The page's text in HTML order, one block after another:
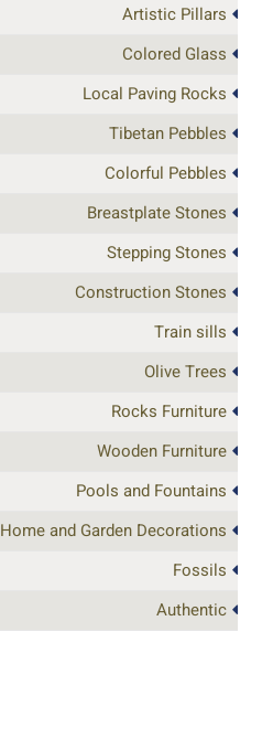
Artistic Pillars
Colored Glass
Local Paving Rocks
Tibetan Pebbles
Colorful Pebbles
Breastplate Stones
Stepping Stones
Construction Stones
Train sills
Olive Trees
Rocks Furniture
Wooden Furniture
Pools and Fountains
Home and Garden Decorations
Fossils
Authentic